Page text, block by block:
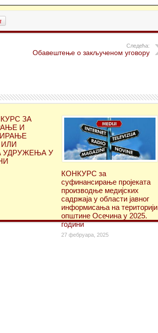
Следећа:
Обавештење о закљученом уговору
ЗА
И
УДРУЖЕЊА У
КОНКУРС за
суфинансирање проjеката
производње медијских
садржаја у области јавног
информисања на територији
општине Осечина у 2025.
години
27 фебруара, 2025